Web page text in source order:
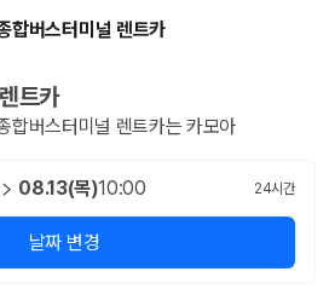
합버스터미널 렌트카
렌트카
합버스터미널 렌트카는 카모아
08.13(목)10:00 24시간
날짜 변경